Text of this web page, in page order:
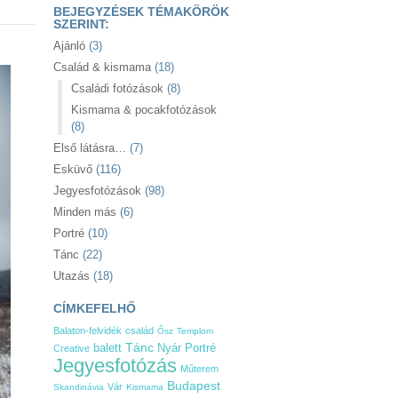
BEJEGYZÉSEK TÉMAKÖRÖK
SZERINT:
Ajánló (3)
Család & kismama(18)
Családi fotózások (8)
Kismama & pocakfotózások
(8)
Első látásra… (7)
Esküvő (116)
Jegyesfotózások (98)
Minden más (6)
Portré (10)
Tánc (22)
Utazás (18)
CÍMKEFELHŐ
Balaton-felvidék család Ősz Templom
Creative balett Tánc Nyár Portré
Jegyesfotózás Műterem
Skandinávia Vár Kismama
Budapest